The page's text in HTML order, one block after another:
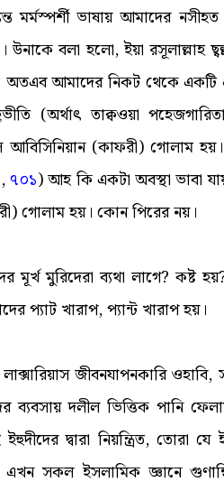
মর্মস্পর্শী ভাষায় আমাদের
বলা হলো, ইয়া রসূলাল্লাহ
অতএব আমাদের নিকট থেকে একটি
(অর্থাৎ তাক্বওয়া
(কাফরী) গোলাম
,৭০১) আহ কি একটা অবস্থা ভাবা
গোলাম হয়। কোন পিরের নয়।
মূর্খ মুরিদেরা ব্যথা লাগে? কষ্ট
প্যাট খারাপ, প্যান্ট খারাপ হয়।
জীবনযাপনকারি
ব্যবসায় দলীল ভিত্তিক পানি
দ্বারা নিয়ন্ত্রিত, তোরা
সকল ইসলামিক জ্ঞানে